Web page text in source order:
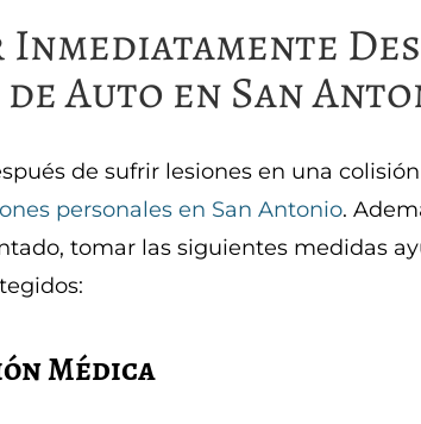
Auto en San
de sufrir lesiones en una
personales en San Antonio.
tomar las siguientes medidas
Médica